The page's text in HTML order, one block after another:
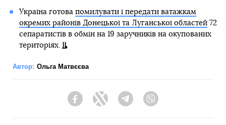
Україна готова помилувати і передати ватажкам
окремих районів Донецької та Луганської областей72
сепаратистів в обмін на 19 заручників на окупованих
територіях.
Автор: Ольга Матвєєва
FacebookTwitter Telegram